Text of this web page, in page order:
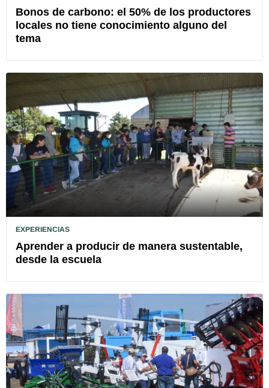
Bonos de carbono: el 50% de los productores
locales no tiene conocimiento alguno del
tema
EXPERIENCIAS
Aprender a producir de manera sustentable,
desde la escuela